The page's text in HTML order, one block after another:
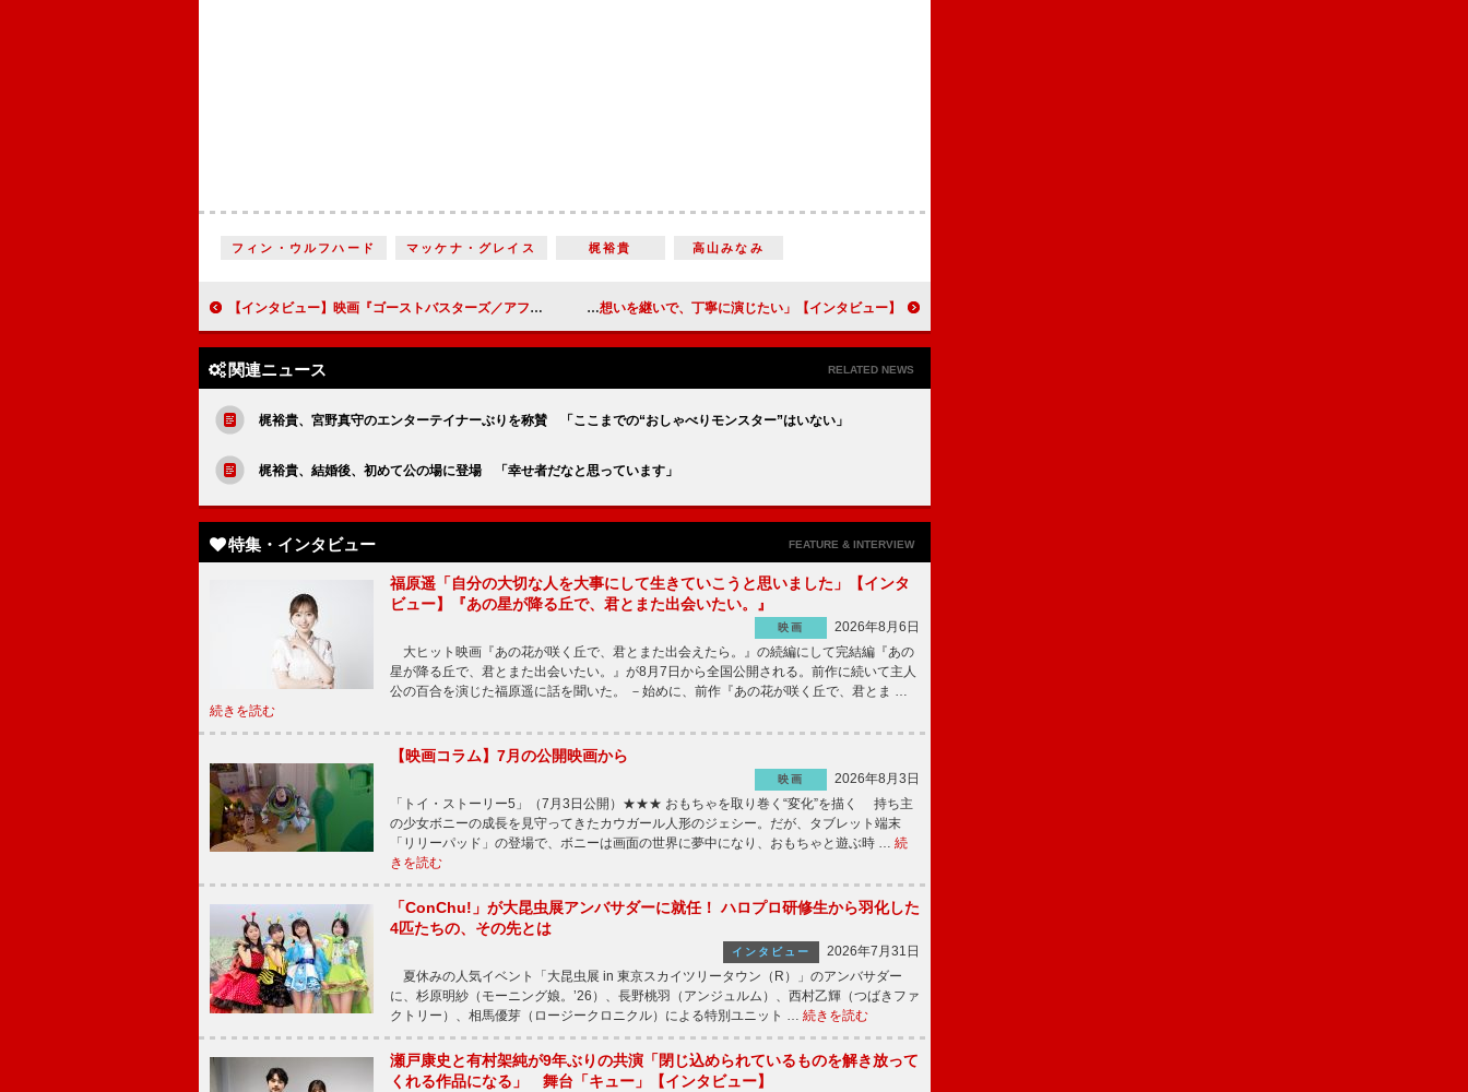
フィン・ウルフハード マッケナ・グレイス 梶裕貴 高山みなみ
【インタビュー】映画『ゴーストバスターズ／アフターライフ』フィービー役日本語版吹き替え 上白石萌歌「一推しのキャラはミニ・マシュマロマン。特にスーパーのシーンはワクワクして『ゴーストバスターズだ！』という気になります」 【インタビュー】NHK連続テレビ小説「カムカムエヴリバディ」本郷奏多（五十嵐文四郎）「先代の人たちの想いを継いで、丁寧に演じたい」
関連ニュース RELATED NEWS
梶裕貴、宮野真守のエンターテイナーぶりを称賛 「ここまでの“おしゃべりモンスター”はいない」
梶裕貴、結婚後、初めて公の場に登場 「幸せ者だなと思っています」
特集・インタビュー FEATURE & INTERVIEW
福原遥「自分の大切な人を大事にして生きていこうと思いました」【インタ
ビュー】『あの星が降る丘で、君とまた出会いたい。』
映画
2026年8月6日
大ヒット映画『あの花が咲く丘で、君とまた出会えたら。』の続編にして完結編『あの
星が降る丘で、君とまた出会いたい。』が8月7日から全国公開される。前作に続いて主人
公の百合を演じた福原遥に話を聞いた。 －始めに、前作『あの花が咲く丘で、君とま …
続きを読む
【映画コラム】7月の公開映画から
映画
2026年8月3日
「トイ・ストーリー5」（7月3日公開）★★★ おもちゃを取り巻く“変化”を描く 持ち主
の少女ボニーの成長を見守ってきたカウガール人形のジェシー。だが、タブレット端末
「リリーパッド」の登場で、ボニーは画面の世界に夢中になり、おもちゃと遊ぶ時 … 続
きを読む
「ConChu!」が大昆虫展アンバサダーに就任！ ハロプロ研修生から羽化した
4匹たちの、その先とは
インタビュー
2026年7月31日
夏休みの人気イベント「大昆虫展 in 東京スカイツリータウン（R）」のアンバサダー
に、杉原明紗（モーニング娘。’26）、長野桃羽（アンジュルム）、西村乙輝（つばきファ
クトリー）、相馬優芽（ロージークロニクル）による特別ユニット … 続きを読む
瀬戸康史と有村架純が9年ぶりの共演「閉じ込められているものを解き放って
くれる作品になる」 舞台「キュー」【インタビュー】